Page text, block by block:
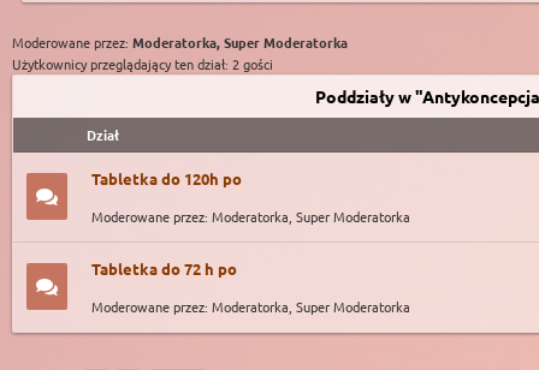
Moderowane przez: Moderatorka, Super Moderatorka
Użytkownicy przeglądający ten dział: 2 gości
Poddziały w
Dział
Tabletka do 120h po
Moderowane przez: Moderatorka, Super Moderatorka
Tabletka do 72 h po
Moderowane przez: Moderatorka, Super Moderatorka